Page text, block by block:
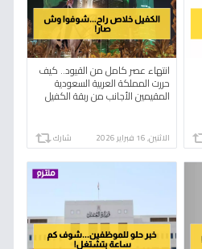
انتهاء عصر كامل من القيود.. كيف
حررت المملكة العربية السعودية
المقيمين الأجانب من ربقة الكفيل
الاثنين, 16 فبراير 2026 شارك